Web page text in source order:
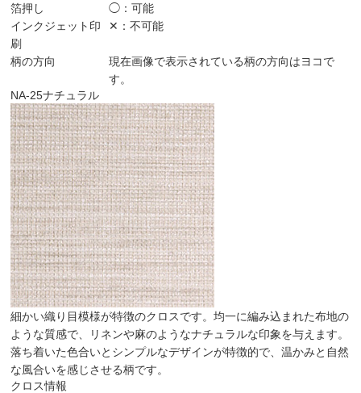
箔押し
◯：可能
インクジェット印
刷
✕：不可能
柄の方向
現在画像で表示されている柄の方向はヨコで
す。
NA-25ナチュラル
細かい織り目模様が特徴のクロスです。均一に編み込まれた布地の
ような質感で、リネンや麻のようなナチュラルな印象を与えます。
落ち着いた色合いとシンプルなデザインが特徴的で、温かみと自然
な風合いを感じさせる柄です。
クロス情報